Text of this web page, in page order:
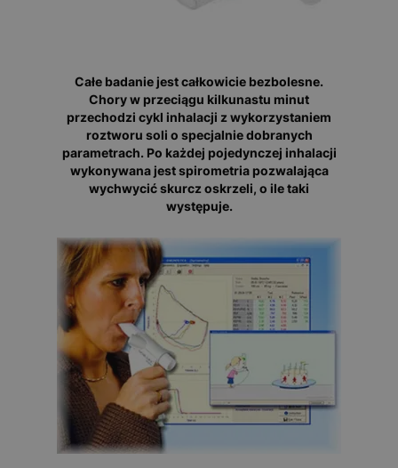
Całe badanie jest całkowicie bezbolesne.
Chory w przeciągu kilkunastu minut
przechodzi cykl inhalacji z wykorzystaniem
roztworu soli o specjalnie dobranych
parametrach. Po każdej pojedynczej inhalacji
wykonywana jest spirometria pozwalająca
wychwycić skurcz oskrzeli, o ile taki
występuje.